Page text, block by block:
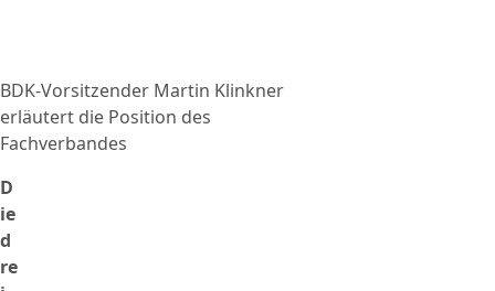
BDK-Vorsitzender Martin Klinkner
erläutert die Position des
Fachverbandes
D
ie
d
re